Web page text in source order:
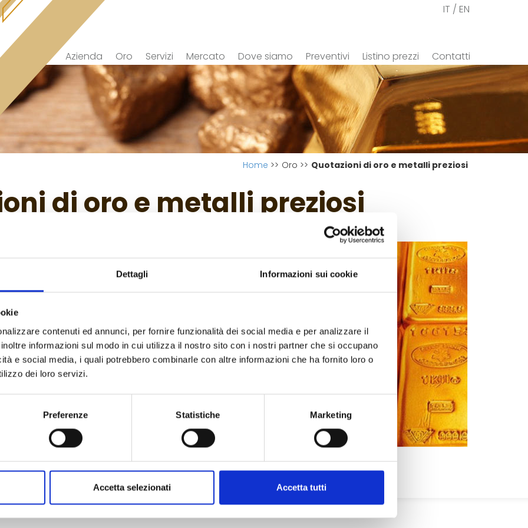
Dettagli Informazioni sui cookie
contenuti ed annunci, per fornire funzionalità dei social media e per analizzare il
informazioni sul modo in cui utilizza il nostro sito con i nostri partner che si occupano
e social media, i quali potrebbero combinarle con altre informazioni che ha fornito loro o
dei loro servizi.
Preferenze Statistiche Marketing
Accetta selezionati Accetta tutti
IT / EN
Azienda Oro Servizi Mercato Dove siamo Preventivi Listino prezzi Contatti
Quotazioni di oro e metalli preziosi
Oro >>
Home >>
di oro e metalli preziosi
preziosi
di fornire in tempo reale le quotazioni di oro, argento,